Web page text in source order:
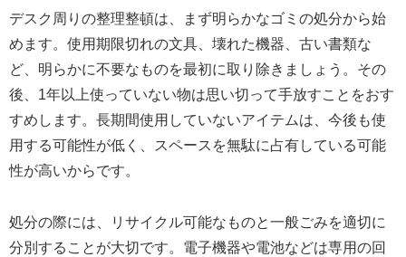
デスク周りの整理整頓は、まず明らかなゴミの処分から始
めます。使用期限切れの文具、壊れた機器、古い書類な
ど、明らかに不要なものを最初に取り除きましょう。その
後、1年以上使っていない物は思い切って手放すことをおす
すめします。長期間使用していないアイテムは、今後も使
用する可能性が低く、スペースを無駄に占有している可能
性が高いからです。
処分の際には、リサイクル可能なものと一般ごみを適切に
分別することが大切です。電子機器や電池などは専用の回